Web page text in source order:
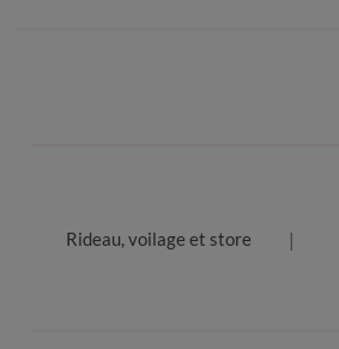
Rideau, voilage et store